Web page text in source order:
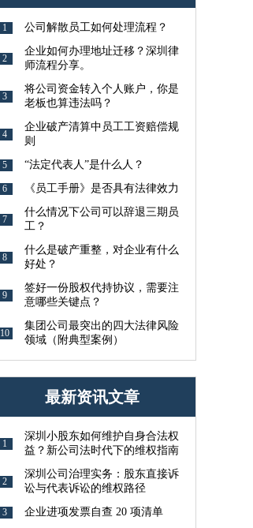
1 公司解散员工如何处理流程？
2
企业如何办理地址迁移？深圳律
师流程分享。
3
将公司资金转入个人账户，你是
老板也算违法吗？
4
企业破产清算中员工工资赔偿规
则
5 “法定代表人”是什么人？
6 《员工手册》是否具有法律效力
7
什么情况下公司可以辞退三期员
工？
8
什么是破产重整，对企业有什么
好处？
9
签好一份股权代持协议，需要注
意哪些关键点？
10
集团公司最突出的四大法律风险
领域（附典型案例）
最新资讯文章
1
深圳小股东如何维护自身合法权
益？新公司法时代下的维权指南
2
深圳公司治理实务：股东直接诉
讼与代表诉讼的维权路径
3 企业进项发票自查 20 项清单